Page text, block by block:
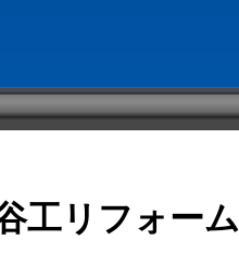
工リフォーム